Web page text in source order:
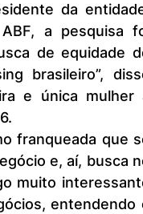
da
a pesquisa
de equidade
brasileiro”,
e única mulher
e, aí, busca
muito
entendendo